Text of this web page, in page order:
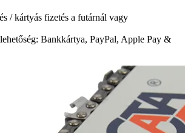
/ kártyás fizetés a futárnál vagy
Bankkártya, PayPal, Apple Pay &